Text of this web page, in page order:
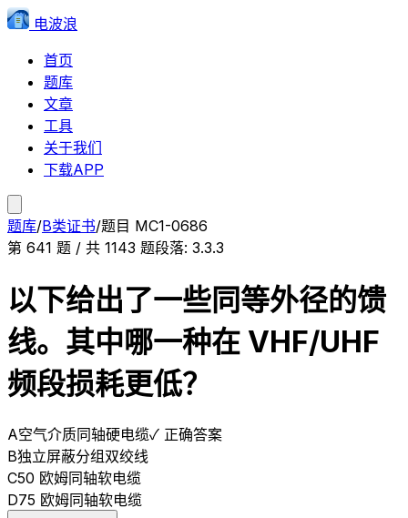
电波浪
首页
题库
文章
工具
关于我们
下载APP
题库/B类证书/题目 MC1-0686
第 641 题 / 共 1143 题段落: 3.3.3
以下给出了一些同等外径的馈
线。其中哪一种在 VHF/UHF
频段损耗更低？
A空气介质同轴硬电缆✓ 正确答案
B独立屏蔽分组双绞线
C50 欧姆同轴软电缆
D75 欧姆同轴软电缆